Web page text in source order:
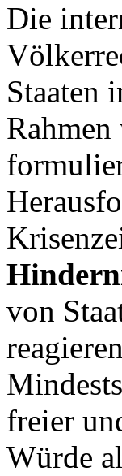
Die
Staaten
von
freier
Würde